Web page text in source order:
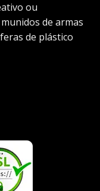
ou
de armas
de plástico